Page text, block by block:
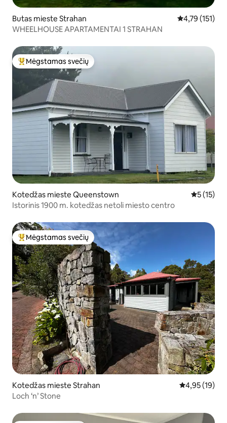
Butas mieste Strahan Vidutinis
4,79 (151)
WHEELHOUSE APARTAMENTAI 1 STRAHAN
Svečių mėgstamiausias
Mėgstamas svečių
Kotedžas mieste Queenstown Vidutinis
5 (15)
Istorinis 1900 m. kotedžas netoli miesto centro
Svečių mėgstamiausias
Mėgstamas svečių
Kotedžas mieste Strahan Vidutinis
4,95 (19)
Loch ‘n’ Stone